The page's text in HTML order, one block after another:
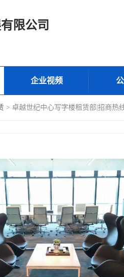
限公司
企业视频
> 卓越世纪中心写字楼租赁部|招商热